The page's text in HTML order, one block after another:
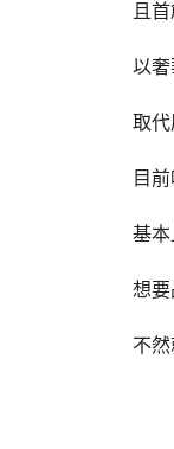
且
以
取
目
基
想
不